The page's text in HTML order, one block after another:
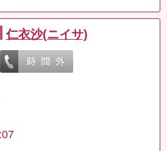
仁衣沙(ニイサ)